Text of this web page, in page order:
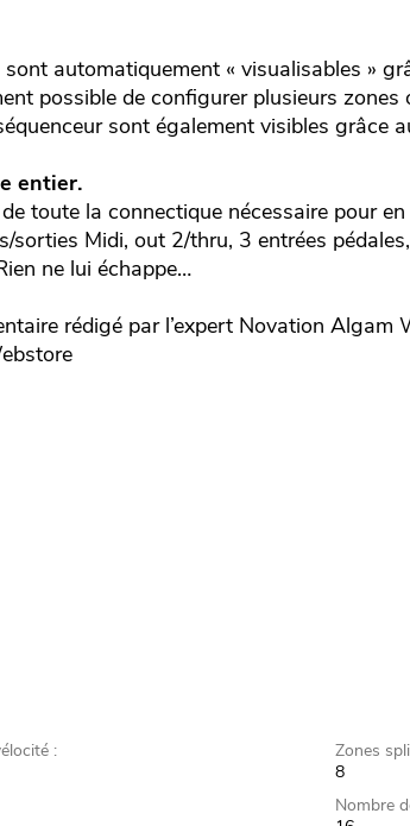
automatiquement « visualisables »
possible de configurer plusieurs zones
sont également visibles grâce
entier.
toute la connectique nécessaire pour
sorties Midi, out 2/thru, 3 entrées
ne lui échappe…
rédigé par l’expert Novation Algam
:
Zones
8
Nombre